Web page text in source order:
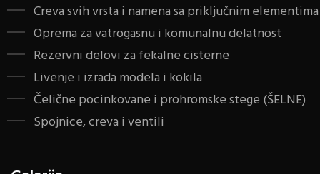
Creva svih vrsta i namena sa priključnim elementima
Oprema za vatrogasnu i komunalnu delatnost
Rezervni delovi za fekalne cisterne
Livenje i izrada modela i kokila
Čelične pocinkovane i prohromske stege (ŠELNE)
Spojnice, creva i ventili